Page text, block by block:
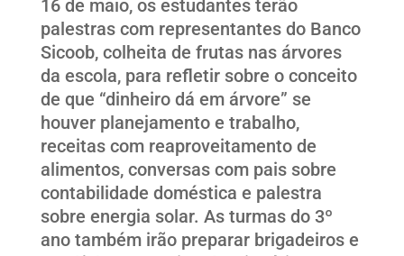
16 de maio, os estudantes terão
palestras com representantes do Banco
Sicoob, colheita de frutas nas árvores
da escola, para refletir sobre o conceito
de que “dinheiro dá em árvore” se
houver planejamento e trabalho,
receitas com reaproveitamento de
alimentos, conversas com pais sobre
contabilidade doméstica e palestra
sobre energia solar. As turmas do 3º
ano também irão preparar brigadeiros e